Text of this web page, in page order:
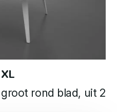
rond blad, uit 2